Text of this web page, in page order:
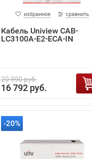
избранное сравнить
Кабель Uniview CAB-
LC3100A-E2-ECA-IN
20 990 руб.
16 792 руб.
-20%